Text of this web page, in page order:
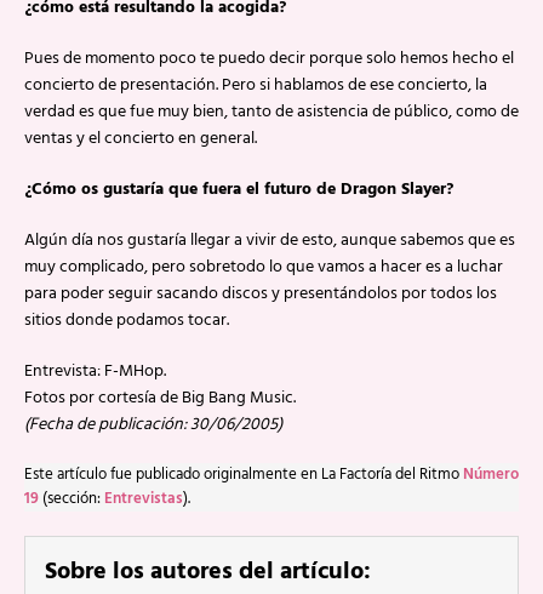
¿cómo está resultando la acogida?
Pues de momento poco te puedo decir porque solo hemos hecho el
concierto de presentación. Pero si hablamos de ese concierto, la
verdad es que fue muy bien, tanto de asistencia de público, como de
ventas y el concierto en general.
¿Cómo os gustaría que fuera el futuro de Dragon Slayer?
Algún día nos gustaría llegar a vivir de esto, aunque sabemos que es
muy complicado, pero sobretodo lo que vamos a hacer es a luchar
para poder seguir sacando discos y presentándolos por todos los
sitios donde podamos tocar.
Entrevista: F-MHop.
Fotos por cortesía de Big Bang Music.
(Fecha de publicación: 30/06/2005)
Este artículo fue publicado originalmente en La Factoría del Ritmo Número
19 (sección: Entrevistas).
Sobre los autores del artículo: